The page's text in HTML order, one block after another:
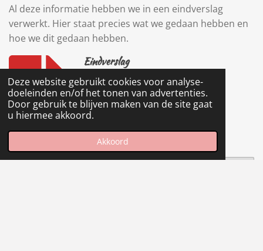
Deze website gebruikt cookies voor analyse-
doeleinden en/of het tonen van advertenties.
Door gebruik te blijven maken van de site gaat
u hiermee akkoord.
Akkoord
Al deze informatie hebben we in een eindverslag
verwerkt. Hier staat precies wat we gedaan hebben en
hoe we dit gedaan hebben.
Eindverslag
PDF – 250,0 KB
243 downloads
Download